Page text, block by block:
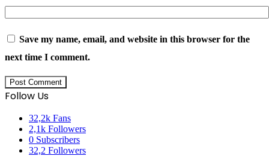
Save my name, email, and website in this browser for the
next time I comment.
Follow Us
32,2k Fans
2,1k Followers
0 Subscribers
32,2 Followers